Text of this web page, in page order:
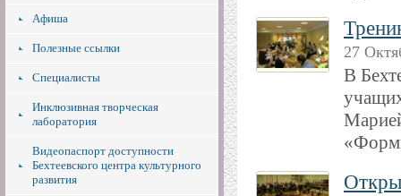
Афиша
Полезные ссылки
Специалисты
Инклюзивная творческая
лаборатория
Видеопаспорт доступности
Бехтеевского центра культурного
развития
27
В